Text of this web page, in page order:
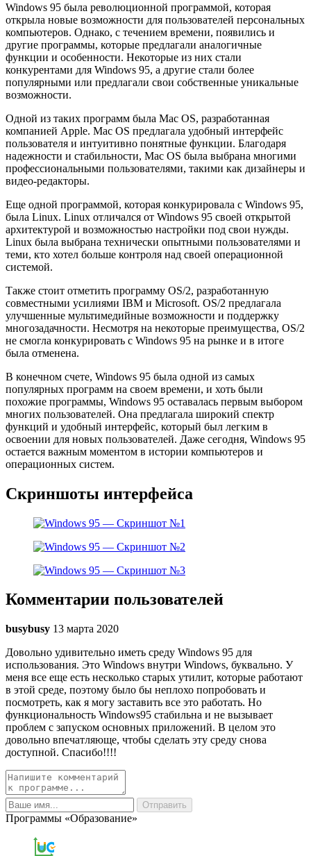
Windows 95 была революционной программой, которая
открыла новые возможности для пользователей персональных
компьютеров. Однако, с течением времени, появились и
другие программы, которые предлагали аналогичные
функции и особенности. Некоторые из них стали
конкурентами для Windows 95, а другие стали более
популярными или предлагали свои собственные уникальные
возможности.
Одной из таких программ была Mac OS, разработанная
компанией Apple. Mac OS предлагала удобный интерфейс
пользователя и интуитивно понятные функции. Благодаря
надежности и стабильности, Mac OS была выбрана многими
профессиональными пользователями, такими как дизайнеры и
видео-редакторы.
Еще одной программой, которая конкурировала с Windows 95,
была Linux. Linux отличался от Windows 95 своей открытой
архитектурой и возможностью настройки под свои нужды.
Linux была выбрана технически опытными пользователями и
теми, кто хотел больше контроля над своей операционной
системой.
Также стоит отметить программу OS/2, разработанную
совместными усилиями IBM и Microsoft. OS/2 предлагала
улучшенные мультимедийные возможности и поддержку
многозадачности. Несмотря на некоторые преимущества, OS/2
не смогла конкурировать с Windows 95 на рынке и в итоге
была отменена.
В конечном счете, Windows 95 была одной из самых
популярных программ на своем времени, и хоть были
похожие программы, Windows 95 оставалась первым выбором
многих пользователей. Она предлагала широкий спектр
функций и удобный интерфейс, который был легким в
освоении для новых пользователей. Даже сегодня, Windows 95
остается важным моментом в истории компьютеров и
операционных систем.
Скриншоты интерфейса
Комментарии пользователей
busybusy 13 марта 2020
Довольно удивительно иметь среду Windows 95 для
использования. Это Windows внутри Windows, буквально. У
меня все еще есть несколько старых утилит, которые работают
в этой среде, поэтому было бы неплохо попробовать и
посмотреть, как я могу заставить все это работать. Но
функциональность Windows95 стабильна и не вызывает
проблем с запуском основных приложений. В целом это
довольно впечатляюще, чтобы сделать эту среду снова
доступной. Спасибо!!!!
Программы «Образование»